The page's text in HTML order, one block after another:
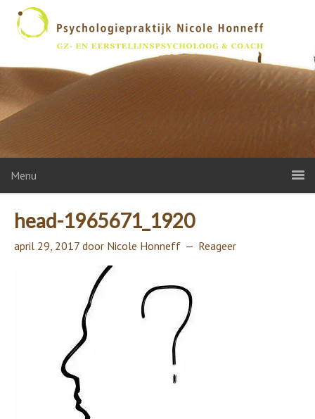
Menu
head-1965671_1920
april 29, 2017 door Nicole Honneff Reageer